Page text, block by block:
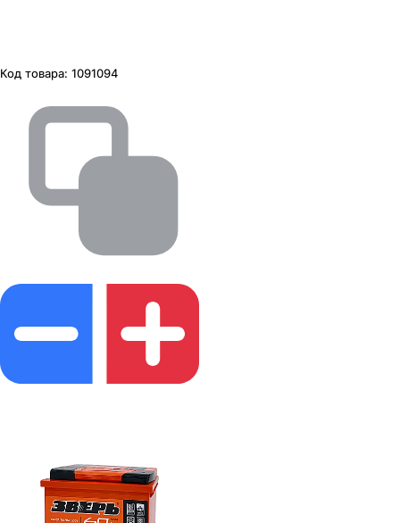
Код товара: 1091094